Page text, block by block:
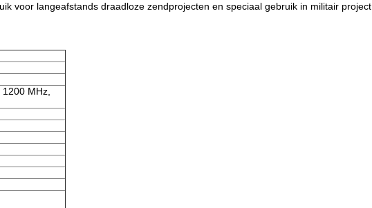
voor langeafstands draadloze zendprojecten en speciaal gebruik in militair project.
MHz,